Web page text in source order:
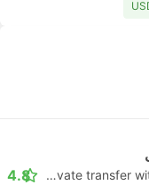
Daytrip private transfer with English speaking driver
4.8